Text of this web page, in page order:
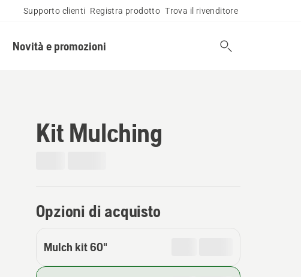
Supporto clienti Registra prodotto Trova il rivenditore
Novità e promozioni
Kit Mulching
Opzioni di acquisto
Mulch kit 60"